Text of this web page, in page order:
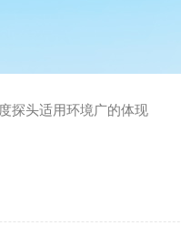
探头适用环境广的体现